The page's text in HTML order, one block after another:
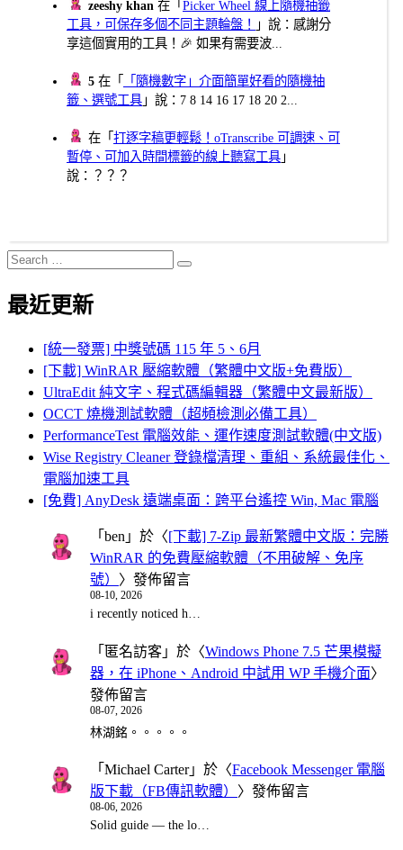
zeeshy khan 在「Picker Wheel 線上隨機抽籤
工具，可保存多個不同主題輪盤！
」說：感謝分
享這個實用的工具！🎉 如果有需要波...
5 在「
「隨機數字」介面簡單好看的隨機抽
籤、選號工具 」說：7 8 14 16 17 18 20 2...
在「打逐字稿更輕鬆！oTranscribe 可調速、可
暫停、可加入時間標籤的線上聽寫工具 」
說：？？？
Search
for:
Search
最近更新
[統一發票] 中獎號碼 115 年 5、6月
[下載] WinRAR 壓縮軟體（繁體中文版+免費版）
UltraEdit 純文字、程式碼編輯器（繁體中文最新版）
OCCT 燒機測試軟體（超頻檢測必備工具）
PerformanceTest 電腦效能、運作速度測試軟體(中文版)
Wise Registry Cleaner 登錄檔清理、重組、系統最佳化、
電腦加速工具
[免費] AnyDesk 遠端桌面：跨平台遙控 Win, Mac 電腦
「 ben 」於〈[下載] 7-Zip 最新繁體中文版：完勝
WinRAR 的免費壓縮軟體（不用破解、免序
號） 〉發佈留言
08-10, 2026
i recently noticed h…
「 匿名訪客 」於〈Windows Phone 7.5 芒果模擬
器，在 iPhone、Android 中試用 WP 手機介面〉
發佈留言
08-07, 2026
林湖銘。。。。。
「 Michael Carter」於〈Facebook Messenger 電腦
版下載（FB傳訊軟體） 〉發佈留言
08-06, 2026
Solid guide — the lo…